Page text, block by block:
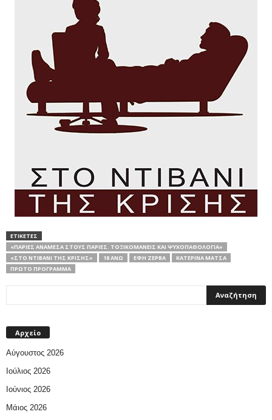
ΕΤΙΚΕΤΕΣ
«ΠΑΡΊΕΣ ΑΝΆΜΕΣΑ ΣΤΟΥΣ ΠΑΡΊΕΣ. ΤΟΞΙΚΟΜΑΝΕΊΣ ΚΑΙ ΨΥΧΟΠΑΘΟΛΟΓΊΑ»
«ΣΤΟ ΝΤΙΒΆΝΙ ΤΗΣ ΚΡΊΣΗΣ»
18 ΑΝΩ ΈΦΗ ΖΈΡΒΑ
ΚΑΤΕΡΊΝΑ ΜΆΤΣΑ
ΠΡΩΤΟ ΠΡΟΓΡΑΜΜΑ
Αρχείο
Αύγουστος 2026
Ιούλιος 2026
Ιούνιος 2026
Μάιος 2026